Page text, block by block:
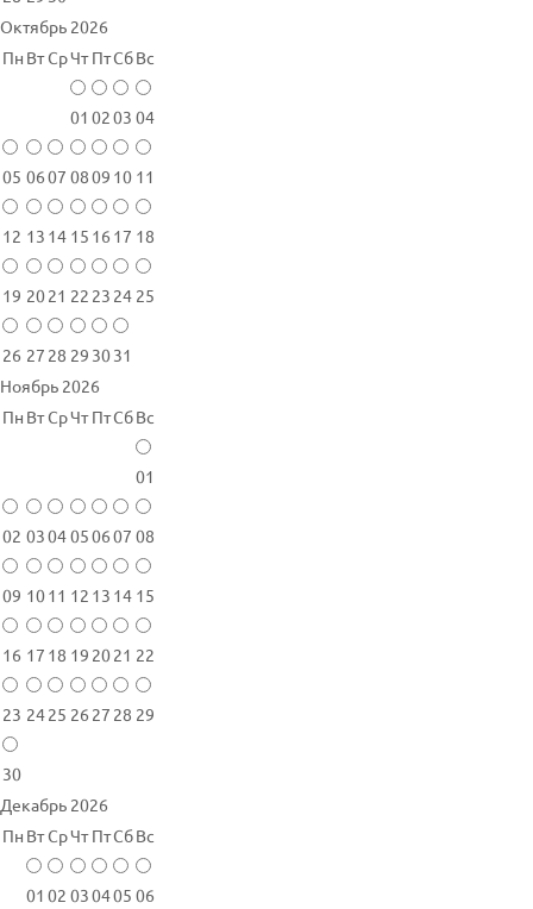
Октябрь 2026
Пн ВтСрЧт ПтСбВс
01 0203 04
05 0607 0809 10 11
12 13 14 15 16 17 18
19 2021 22 23 24 25
26 27 28 29 3031
Ноябрь 2026
Пн ВтСрЧт ПтСбВс
01
02 0304050607 08
09 1011 12 13 14 15
16 17 18 19 2021 22
23 2425 26 27 28 29
30
Декабрь 2026
Пн ВтСрЧт ПтСбВс
01 02 030405 06